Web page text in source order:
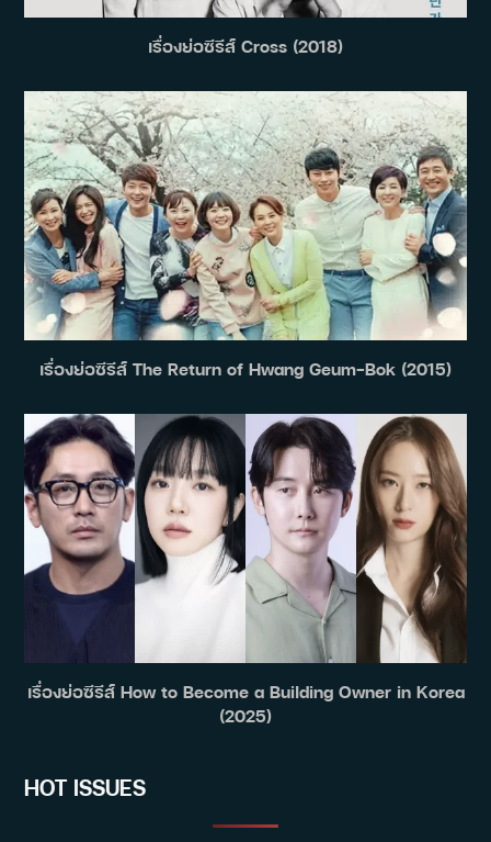
เรื่องย่อซีรีส์ Cross (2018)
เรื่องย่อซีรีส์ The Return of Hwang Geum-Bok (2015)
เรื่องย่อซีรีส์ How to Become a Building Owner in Korea
(2025)
HOT ISSUES